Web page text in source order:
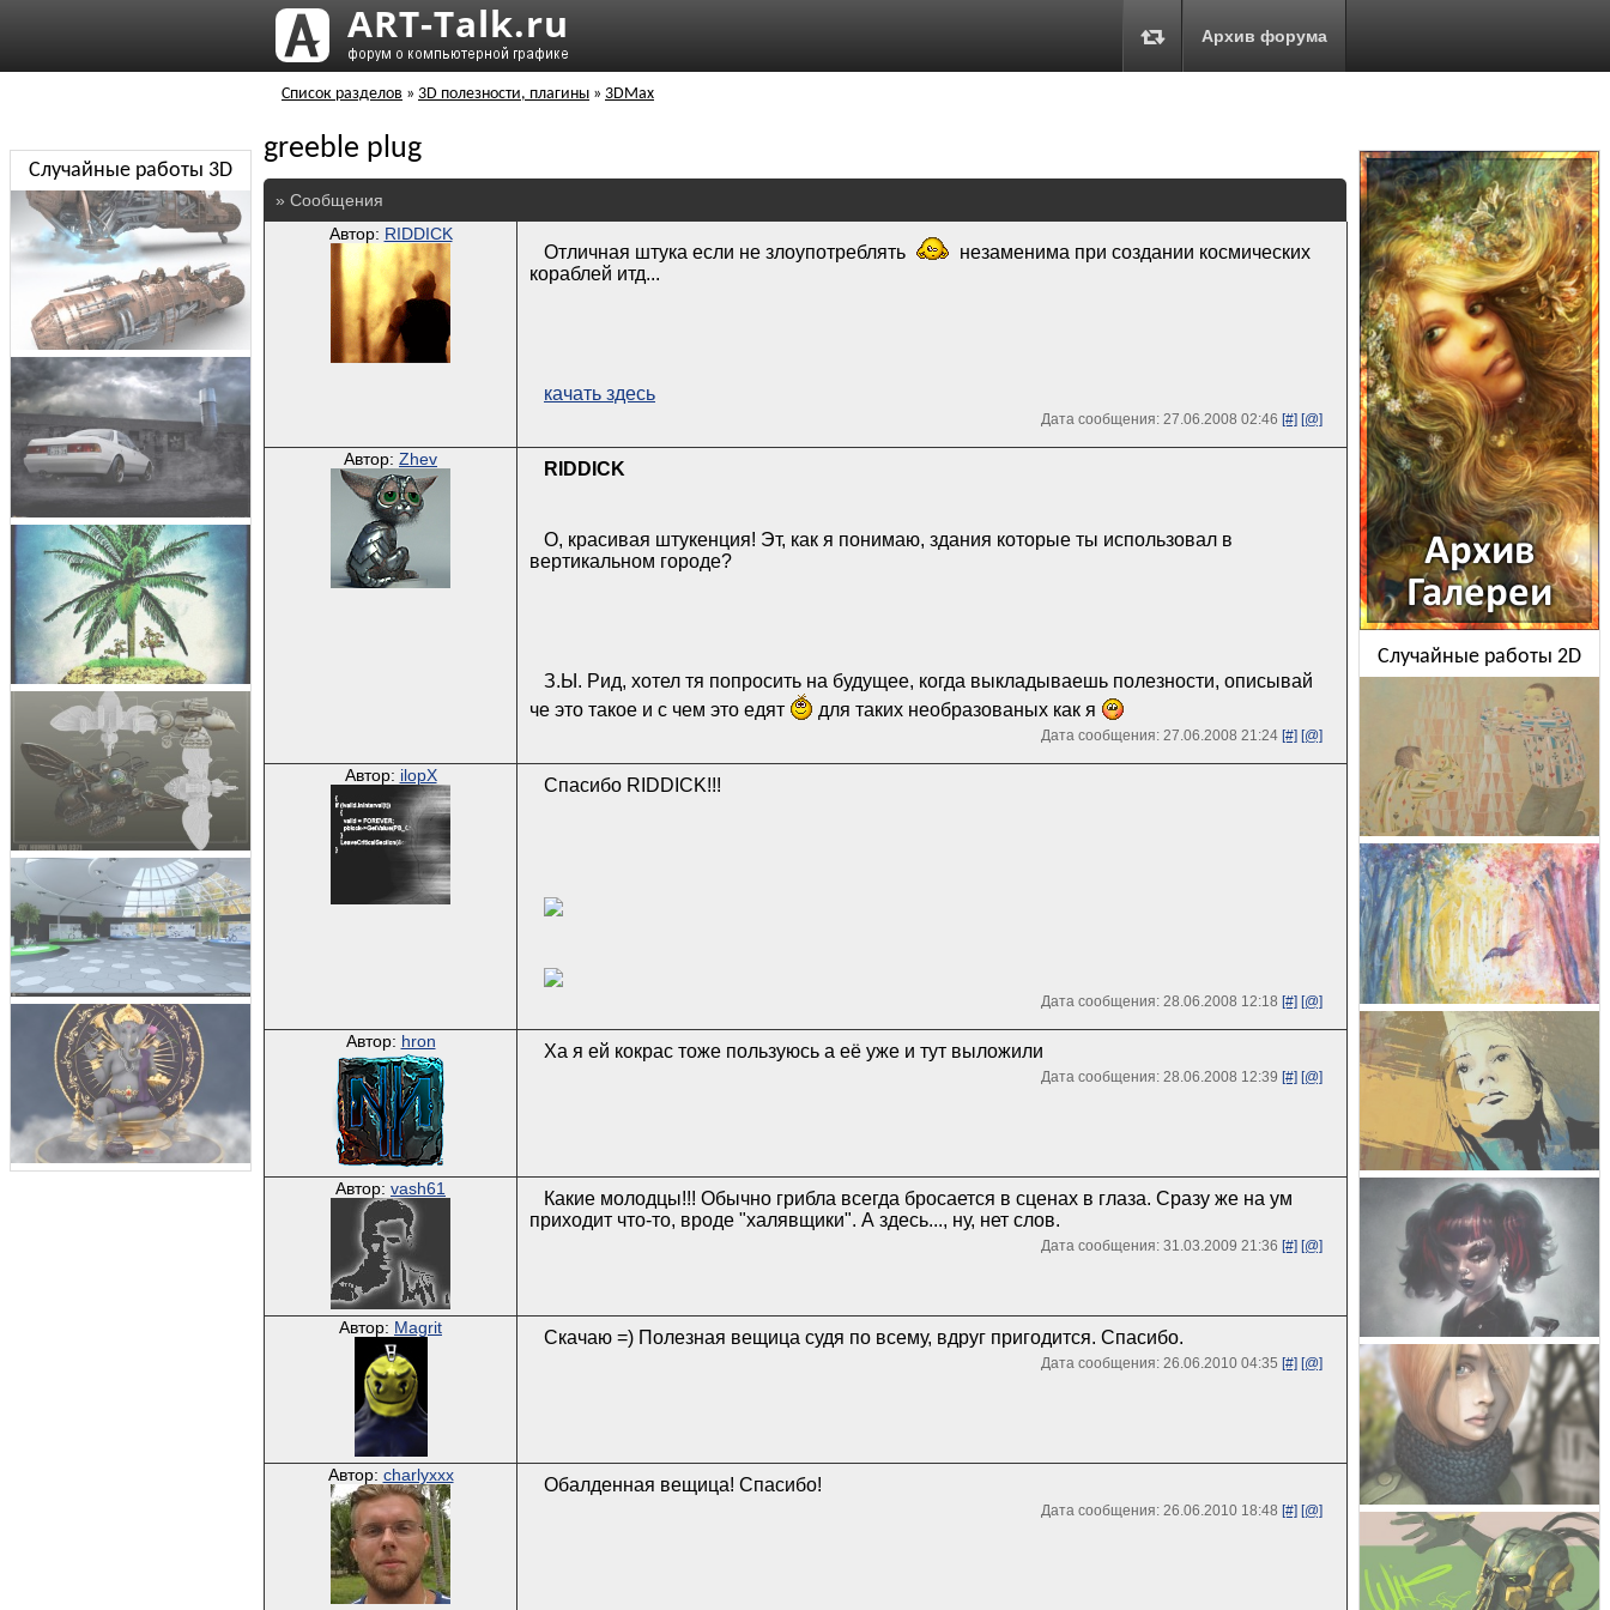
Архив форума
Список разделов » 3D полезности, плагины » 3DMax
greeble plug
» Сообщения
Автор: RIDDICK
Отличная штука если не злоупотреблять
незаменима при создании космических
кораблей итд...
качать здесь
Дата сообщения: 27.06.2008 02:46 [#] [@]
Автор: Zhev RIDDICK
О, красивая штукенция! Эт, как я понимаю, здания которые ты использовал в
вертикальном городе?
З.Ы. Рид, хотел тя попросить на будущее, когда выкладываешь полезности, описывай
че это такое и с чем это едят
для таких необразованых как я
Дата сообщения: 27.06.2008 21:24 [#] [@]
Автор: ilopX Спасибо RIDDICK!!!
Дата сообщения: 28.06.2008 12:18 [#] [@]
Автор: hron Ха я ей кокрас тоже пользуюсь а её уже и тут выложили
Дата сообщения: 28.06.2008 12:39 [#] [@]
Автор: vash61
Какие молодцы!!! Обычно грибла всегда бросается в сценах в глаза. Сразу же на ум
приходит что-то, вроде "халявщики". А здесь..., ну, нет слов.
Дата сообщения: 31.03.2009 21:36 [#] [@]
Автор: Magrit Скачаю =) Полезная вещица судя по всему, вдруг пригодится. Спасибо.
Дата сообщения: 26.06.2010 04:35 [#] [@]
Автор: charlyxxx Обалденная вещица! Спасибо!
Дата сообщения: 26.06.2010 18:48 [#] [@]
Случайные работы 3D
Случайные работы 2D